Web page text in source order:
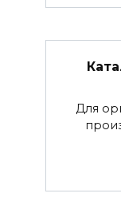
Для